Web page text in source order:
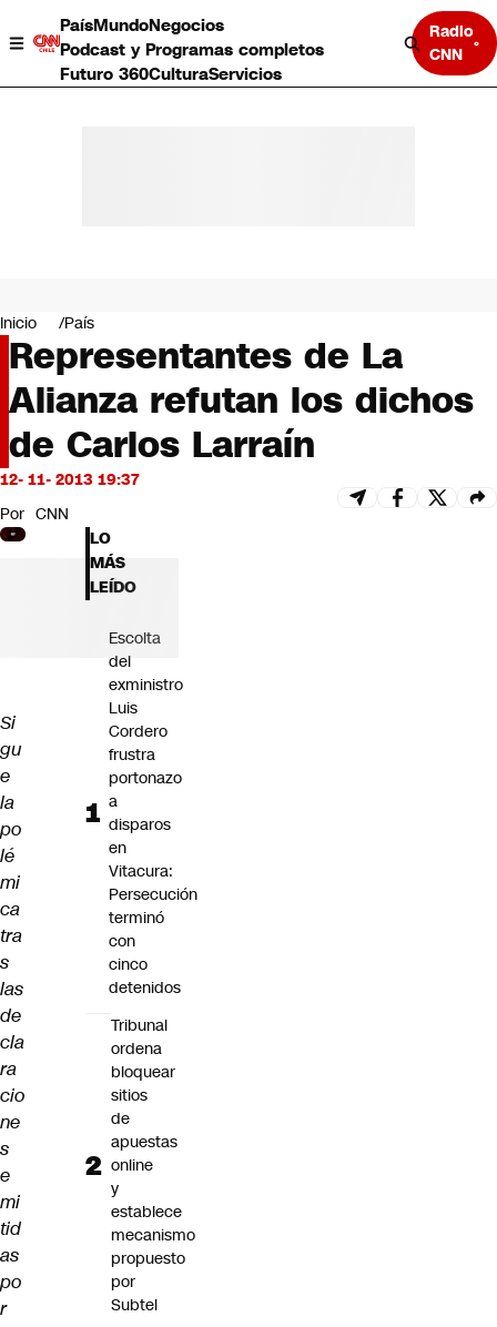
PaísMundoNegocios
Podcast y Programas completos
Futuro 360CulturaServicios
Radio
CNN
Negocios
Deportes
Programas completos
Cultura
Servicios
Bits
CNN tiempo
Futuro 360
Opinión
Inicio País
Representantes de La
Alianza refutan los dichos
de Carlos Larraín
12- 11- 2013 19:37
Por CNN
Si
gu
e
la
po
lé
mi
ca
tra
s
las
de
cla
ra
cio
ne
s
e
mi
tid
as
po
r
LO
MÁS
LEÍDO
Escolta
del
exministro
Luis
Cordero
frustra
portonazo
a
disparos
en
Vitacura:
Persecución
terminó
con
cinco
detenidos
Tribunal
ordena
bloquear
sitios
de
apuestas
online
y
establece
mecanismo
propuesto
por
Subtel